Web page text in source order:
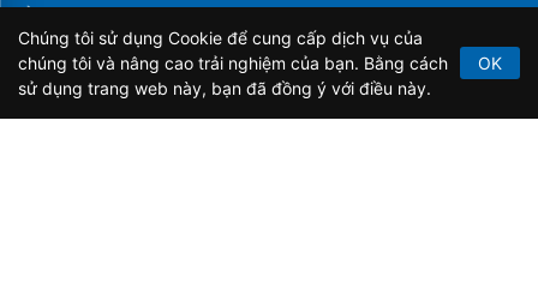
Tổng Biên Tập: Vũ Đức Thuận
Giấy phép hoạt động báo chí điện tử số 64/GP-BTTTT do Bộ
Thông tin và Truyền thông cấp ngày 21/2/2020.
Chúng tôi sử dụng Cookie để cung cấp dịch vụ của
chúng tôi và nâng cao trải nghiệm của bạn. Bằng cách
sử dụng trang web này, bạn đã đồng ý với điều này.
OK